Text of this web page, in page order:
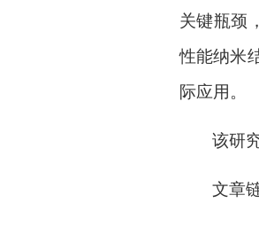
关键瓶颈
性能纳米
际应用。
该研
文章